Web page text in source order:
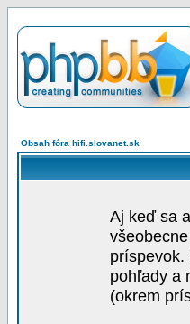
Obsah fóra hifi.slovanet.sk
Aj keď sa
príspevok.
pohľady a
(okrem